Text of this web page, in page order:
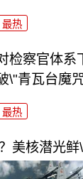
最热
检察官体系
\"青瓦台魔
最热
美核潜光